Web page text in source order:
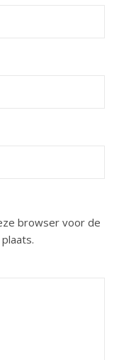
browser voor de